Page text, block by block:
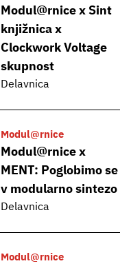
Modul@rnice x Sint
knjižnica x
Clockwork Voltage
skupnost
Delavnica
Modul@rnice
Modul@rnice x
MENT: Poglobimo se
v modularno sintezo
Delavnica
Modul@rnice